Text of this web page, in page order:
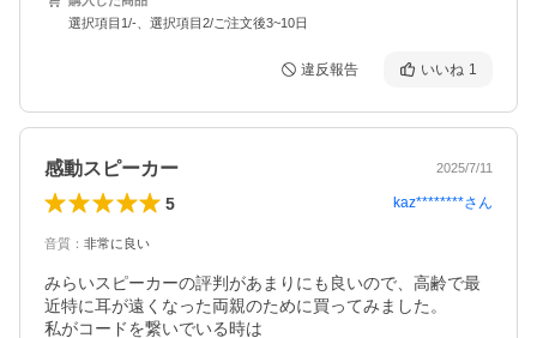
選択項目1/-、選択項目2/ご注文後3~10日
違反報告 いいね 1
感動スピーカー 2025/7/11
5 kaz********さん
音質 ： 非常に良い
みらいスピーカーの評判があまりにも良いので、高齢で最
近特に耳が遠くなった両親のために買ってみました。
私がコードを繋いでいる時は